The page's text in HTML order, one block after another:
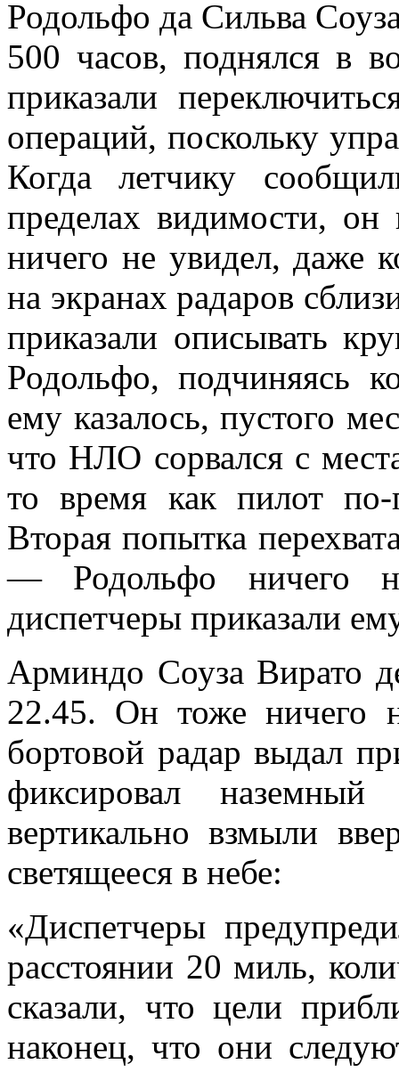
Родольфо да Сильва
500 часов, поднялся в
приказали
операций, поскольку
Когда летчику
пределах видимости, он
ничего не увидел, даже
на экранах радаров
приказали описывать
Родольфо, подчиняясь
ему казалось, пустого
что НЛО сорвался с
то время как пилот
Вторая попытка
— Родольфо ничего
диспетчеры приказали
Арминдо Соуза Вирато
22.45. Он тоже ничего
бортовой радар выдал
фиксировал
вертикально взмыли
светящееся в небе:
«Диспетчеры
расстоянии 20 миль,
сказали, что цели
наконец, что они